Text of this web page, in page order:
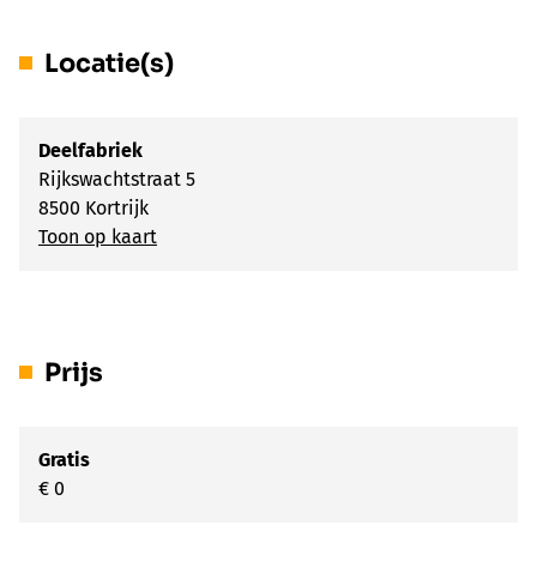
Locatie(s)
Deelfabriek
Rijkswachtstraat 5
8500 Kortrijk
Toon op kaart
Prijs
Gratis
€ 0